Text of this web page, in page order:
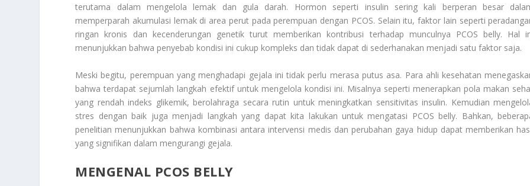
terutama dalam mengelola lemak dan gula darah. Hormon seperti insulin sering kali berperan besar
memperparah akumulasi lemak di area perut pada perempuan dengan PCOS. Selain itu, faktor lain seperti
ringan kronis dan kecenderungan genetik turut memberikan kontribusi terhadap munculnya PCOS belly. Hal
menunjukkan bahwa penyebab kondisi ini cukup kompleks dan tidak dapat di sederhanakan menjadi satu faktor saja.
Meski begitu, perempuan yang menghadapi gejala ini tidak perlu merasa putus asa. Para ahli kesehatan
bahwa terdapat sejumlah langkah efektif untuk mengelola kondisi ini. Misalnya seperti menerapkan pola makan
yang rendah indeks glikemik, berolahraga secara rutin untuk meningkatkan sensitivitas insulin. Kemudian
stres dengan baik juga menjadi langkah yang dapat kita lakukan untuk mengatasi PCOS belly. Bahkan,
penelitian menunjukkan bahwa kombinasi antara intervensi medis dan perubahan gaya hidup dapat memberikan
yang signifikan dalam mengurangi gejala.
MENGENAL PCOS BELLY